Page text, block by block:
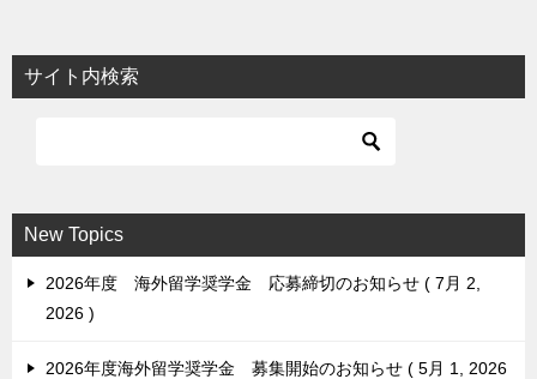
ビ
ゲ
ョ
ン
サイト内検索
New Topics
2026年度 海外留学奨学金 応募締切のお知らせ
7月 2,
2026
2026年度海外留学奨学金 募集開始のお知らせ 5月 1, 2026